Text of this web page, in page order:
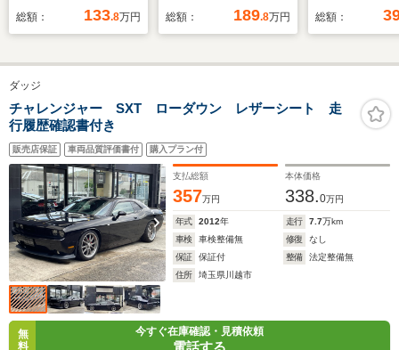
ーター 前席/車線逸脱
ー/ETC/EBD付ABS/横
滑り防止装置/アイド
リングストップ/バッ
クモニター/フルセグ
TV
総額： 133.8万円
様 シートヒーター 純
総額： 189.8万円
キ モデリス
バックカメラ
動スライド
ヘッドライ
キー
総額：
ダッジ
チャレンジャー SXT ローダウン レザーシート 走
行履歴確認書付き
販売店保証 車両品質評価書付 購入プラン付
支払総額
357万円
本体価格
338.0万円
年式 2012年 走行 7.7万km
車検
車検整備無 修復
なし
保証
保証付 整備
法定整備無
住所
埼玉県川越市
無
料
今すぐ在庫確認・見積依頼
電話する